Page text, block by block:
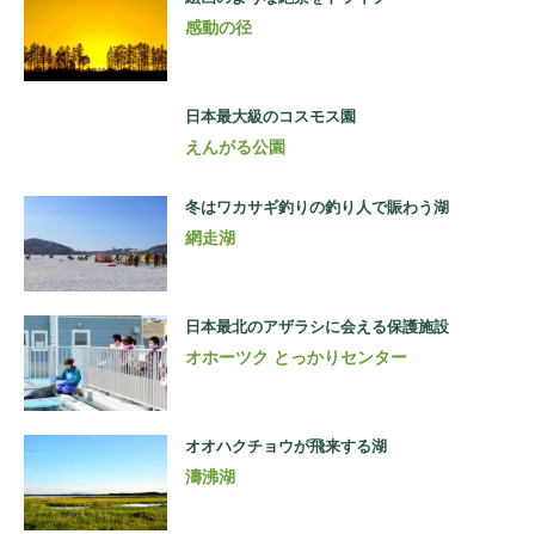
感動の径
日本最大級のコスモス園
えんがる公園
冬はワカサギ釣りの釣り人で賑わう湖
網走湖
日本最北のアザラシに会える保護施設
オホーツク とっかりセンター
オオハクチョウが飛来する湖
濤沸湖